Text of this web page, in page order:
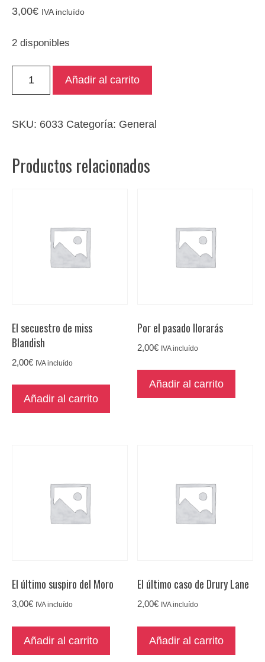
3,00€ IVA incluído
2 disponibles
inglés
Añadir al carrito
SKU: 6033 Categoría: General
Productos relacionados
El secuestro de miss
Blandish
2,00€ IVA incluído
Añadir al carrito
Por el pasado llorarás
2,00€ IVA incluído
Añadir al carrito
El último suspiro del Moro
3,00€ IVA incluído
Añadir al carrito
El último caso de Drury Lane
2,00€ IVA incluído
Añadir al carrito